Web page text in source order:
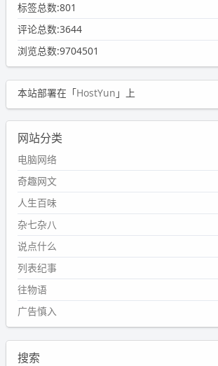
标签总数:801
评论总数:3644
浏览总数:9704501
本站部署在「HostYun 」上
网站分类
电脑网络
奇趣网文
人生百味
杂七杂八
说点什么
列表纪事
往物语
广告慎入
搜索